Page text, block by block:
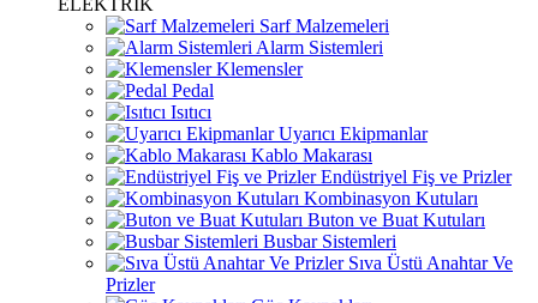
ELEKTRİK
Sarf Malzemeleri
Alarm Sistemleri
Klemensler
Pedal
Isıtıcı
Uyarıcı Ekipmanlar
Kablo Makarası
Endüstriyel Fiş ve Prizler
Kombinasyon Kutuları
Buton ve Buat Kutuları
Busbar Sistemleri
Sıva Üstü Anahtar Ve
Prizler